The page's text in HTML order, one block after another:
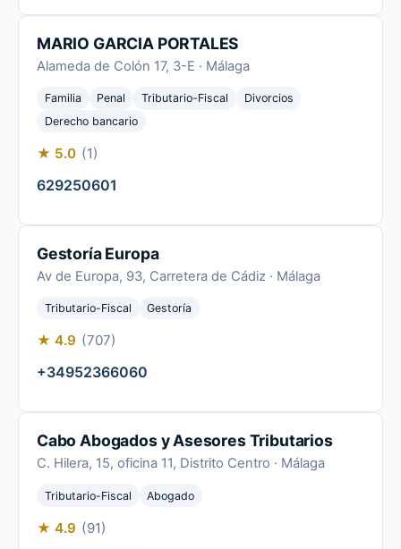
MARIO GARCIA PORTALES
Alameda de Colón 17, 3-E · Málaga
Familia Penal Tributario-Fiscal
Divorcios
Derecho bancario
★ 5.0 (1)
629250601
Gestoría Europa
Av de Europa, 93, Carretera de Cádiz · Málaga
Tributario-Fiscal Gestoría
★ 4.9 (707)
+34952366060
Cabo Abogados y Asesores Tributarios
C. Hilera, 15, oficina 11, Distrito Centro · Málaga
Tributario-Fiscal Abogado
★ 4.9 (91)